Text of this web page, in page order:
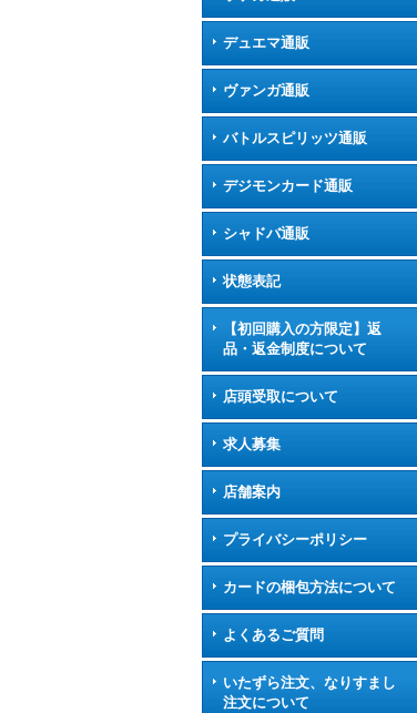
デュエマ通販
ヴァンガ通販
バトルスピリッツ通販
デジモンカード通販
シャドバ通販
状態表記
【初回購入の方限定】返
品・返金制度について
店頭受取について
求人募集
店舗案内
プライバシーポリシー
カードの梱包方法について
よくあるご質問
いたずら注文、なりすまし
注文について